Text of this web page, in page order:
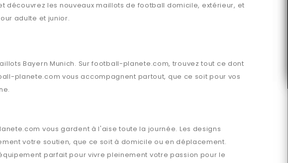
découvrez les nouveaux maillots de football domicile, extérieur, et
adulte et junior.
Bayern Munich. Surfootball-planete.com, trouvez tout ce dont
planete.com vous accompagnent partout, que ce soit pour vos
vous gardent à l'aise toute la journée. Les designs
votre soutien, que ce soit à domicile ou en déplacement.
parfait pour vivre pleinement votre passion pour le